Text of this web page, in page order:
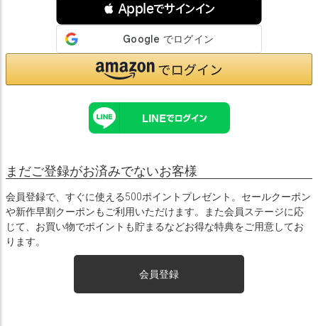
 Appleでサインイン
まだご登録がお済みでないお客様
会員登録で、すぐに使える500ポイントプレゼント。セールクーポン
や新作早割クーポンもご利用いただけます。また会員ステージに応
じて、お買い物でポイントも貯まるなどお得な特典をご用意してお
ります。
会員登録